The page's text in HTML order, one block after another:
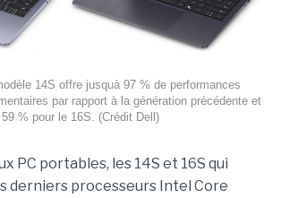
14S offre jusquà 97 % de performances
par rapport à la génération précédente et
59 % pour le 16S. (Crédit Dell)
PC portables, les 14S et 16S qui
derniers processeurs Intel Core